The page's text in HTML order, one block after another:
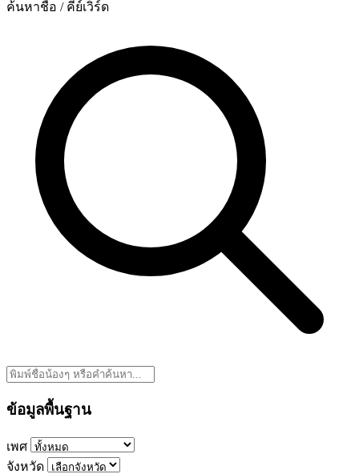
ค้นหาชื่อ / คีย์เวิร์ด
ข้อมูลพื้นฐาน
เพศ
จังหวัด